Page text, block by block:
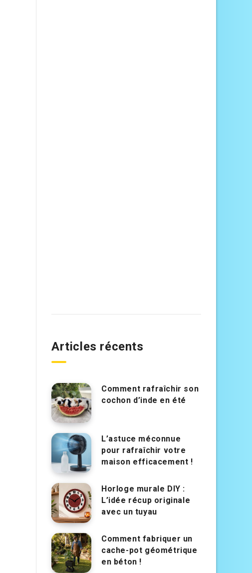
Articles récents
Comment rafraîchir son
cochon d’inde en été
L’astuce méconnue
pour rafraîchir votre
maison efficacement !
Horloge murale DIY :
L’idée récup originale
avec un tuyau
Comment fabriquer un
cache-pot géométrique
en béton !